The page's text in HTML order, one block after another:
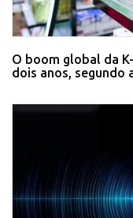
O boom global da
dois anos, segundo